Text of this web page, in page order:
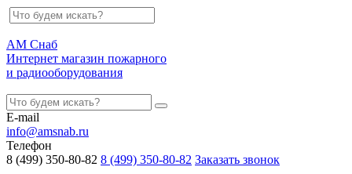
АМ Снаб
Интернет магазин пожарного
и радиооборудования
E-mail
info@amsnab.ru
Телефон
8 (499) 350-80-82 8 (499) 350-80-82 Заказать звонок